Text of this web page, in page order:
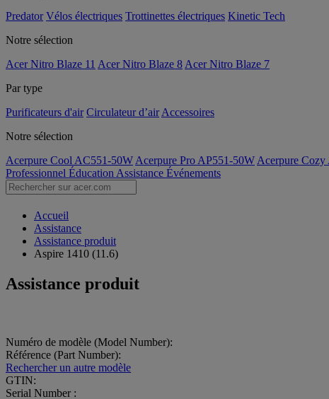
Predator Vélos électriques Trottinettes électriques Kinetic Tech
Notre sélection
Acer Nitro Blaze 11 Acer Nitro Blaze 8 Acer Nitro Blaze 7
Par type
Purificateurs d'air Circulateur d’air Accessoires
Notre sélection
Acerpure Cool AC551-50W Acerpure Pro AP551-50W Acerpure
Professionnel Éducation Assistance Événements
Accueil
Assistance
Assistance produit
Aspire 1410 (11.6)
Assistance produit
Numéro de modèle (Model Number):
Référence (Part Number):
Rechercher un autre modèle
GTIN:
Serial Number :